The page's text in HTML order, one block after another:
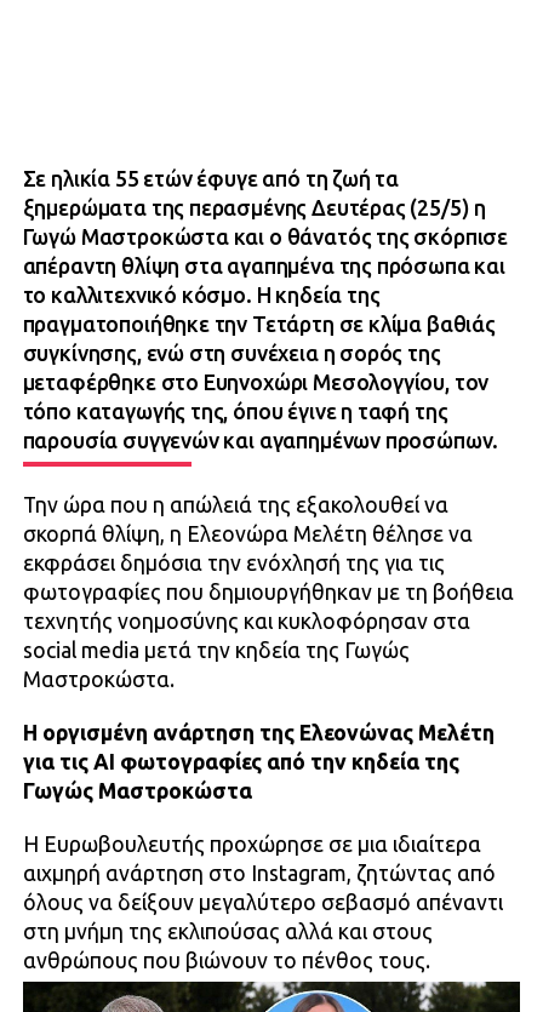
Σε ηλικία 55 ετών έφυγε από τη ζωή τα
ξημερώματα της περασμένης Δευτέρας (25/5) η
Γωγώ Μαστροκώστα και ο θάνατός της σκόρπισε
απέραντη θλίψη στα αγαπημένα της πρόσωπα και
το καλλιτεχνικό κόσμο. Η κηδεία της
πραγματοποιήθηκε την Τετάρτη σε κλίμα βαθιάς
συγκίνησης, ενώ στη συνέχεια η σορός της
μεταφέρθηκε στο Ευηνοχώρι Μεσολογγίου, τον
τόπο καταγωγής της, όπου έγινε η ταφή της
παρουσία συγγενών και αγαπημένων προσώπων.
Την ώρα που η απώλειά της εξακολουθεί να
σκορπά θλίψη, η Ελεονώρα Μελέτη θέλησε να
εκφράσει δημόσια την ενόχλησή της για τις
φωτογραφίες που δημιουργήθηκαν με τη βοήθεια
τεχνητής νοημοσύνης και κυκλοφόρησαν στα
social media μετά την κηδεία της Γωγώς
Μαστροκώστα.
Η οργισμένη ανάρτηση της Ελεονώνας Μελέτη
για τις ΑΙ φωτογραφίες από την κηδεία της
Γωγώς Μαστροκώστα
Η Ευρωβουλευτής προχώρησε σε μια ιδιαίτερα
αιχμηρή ανάρτηση στο Instagram, ζητώντας από
όλους να δείξουν μεγαλύτερο σεβασμό απέναντι
στη μνήμη της εκλιπούσας αλλά και στους
ανθρώπους που βιώνουν το πένθος τους.